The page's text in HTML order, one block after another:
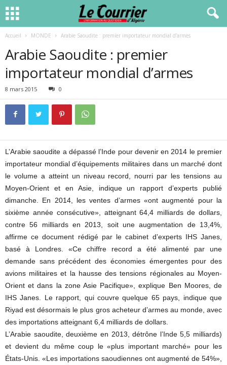
Accueil MONDE Arabie Saoudite : premier importateur mondial d’armes
Arabie Saoudite : premier
importateur mondial d’armes
8 mars 2015 0
L’Arabie saoudite a dépassé l’Inde pour devenir en 2014 le premier
importateur mondial d’équipements militaires dans un marché dont
le volume a atteint un niveau record, nourri par les tensions au
Moyen-Orient et en Asie, indique un rapport d’experts publié
dimanche. En 2014, les ventes d’armes «ont augmenté pour la
sixième année consécutive», atteignant 64,4 milliards de dollars,
contre 56 milliards en 2013, soit une augmentation de 13,4%,
affirme ce document rédigé par le cabinet d’experts IHS Janes,
basé à Londres. «Ce chiffre record a été alimenté par une
demande sans précédent des économies émergentes pour des
avions militaires et la hausse des tensions régionales au Moyen-
Orient et dans la zone Asie Pacifique», explique Ben Moores, de
IHS Janes. Le rapport, qui couvre quelque 65 pays, indique que
Riyad est désormais le plus gros acheteur d’armes au monde, avec
des importations atteignant 6,4 milliards de dollars.
L’Arabie saoudite, deuxième en 2013, détrône l’Inde 5,5 milliards)
et devient du même coup le «plus important marché» pour les
États-Unis. «Les importations saoudiennes ont augmenté de 54%»,